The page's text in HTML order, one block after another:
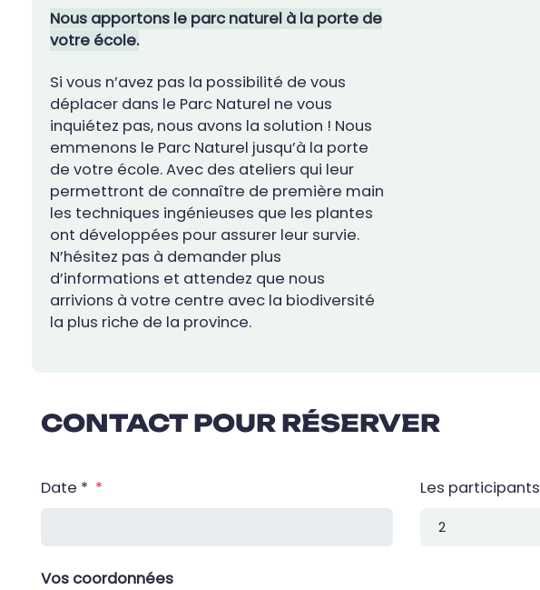
Nous apportons le parc naturel à la porte de
votre école.
Si vous n’avez pas la possibilité de vous
déplacer dans le Parc Naturel ne vous
inquiétez pas, nous avons la solution ! Nous
emmenons le Parc Naturel jusqu’à la porte
de votre école. Avec des ateliers qui leur
permettront de connaître de première main
les techniques ingénieuses que les plantes
ont développées pour assurer leur survie.
N’hésitez pas à demander plus
d’informations et attendez que nous
arrivions à votre centre avec la biodiversité
la plus riche de la province.
CONTACT POUR RÉSERVER
Date * * Les participants
Vos coordonnées